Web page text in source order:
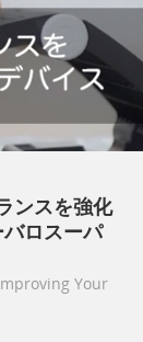
ンスを強化
ロスーパ
Your